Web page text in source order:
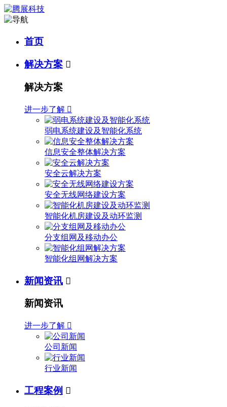
首页
解决方案 
解决方案
进一步了解 
弱电系统建设及智能化系统
信息安全整体解决方案
安全云解决方案
安全无线网络建设方案
智能化机房建设及动环监测
分支组网及移动办公
智能化组网解决方案
新闻资讯 
新闻资讯
进一步了解 
公司新闻
行业新闻
工程案例 